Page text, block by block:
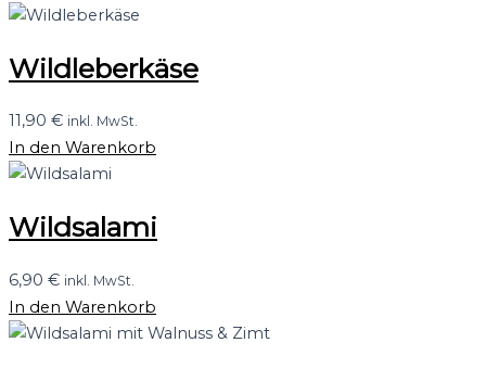
Wildleberkäse
11,90 € inkl. MwSt.
In den Warenkorb
Wildsalami
6,90 € inkl. MwSt.
In den Warenkorb